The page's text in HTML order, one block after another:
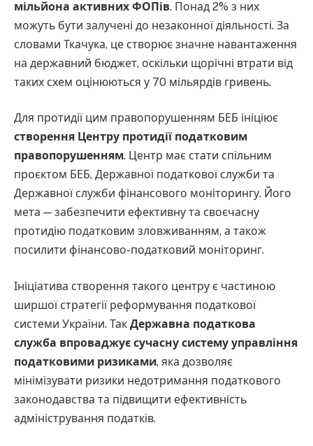
мільйона активних ФОПів. Понад 2% з них
можуть бути залучені до незаконної діяльності. За
словами Ткачука, це створює значне навантаження
на державний бюджет, оскільки щорічні втрати від
таких схем оцінюються у 70 мільярдів гривень.
Для протидії цим правопорушенням БЕБ ініціює
створення Центру протидії податковим
правопорушенням. Центр має стати спільним
проєктом БЕБ, Державної податкової служби та
Державної служби фінансового моніторингу. Його
мета — забезпечити ефективну та своєчасну
протидію податковим зловживанням, а також
посилити фінансово-податковий моніторинг.
Ініціатива створення такого центру є частиною
ширшої стратегії реформування податкової
системи України. Так Державна податкова
служба впроваджує сучасну систему управління
податковими ризиками, яка дозволяє
мінімізувати ризики недотримання податкового
законодавства та підвищити ефективність
адміністрування податків.